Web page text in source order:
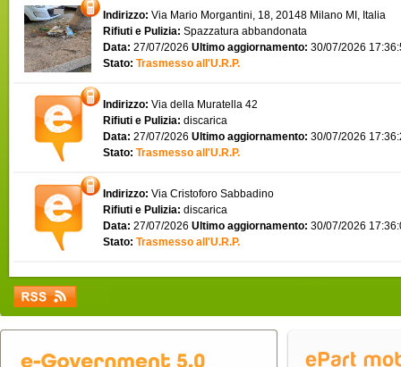
Indirizzo: Via Mario Morgantini, 18, 20148 Milano MI, Italia
Rifiuti e Pulizia: Spazzatura abbandonata
Data: 27/07/2026 Ultimo aggiornamento: 30/07/2026
Stato: Trasmesso all'U.R.P.
Indirizzo: Via della Muratella 42
Rifiuti e Pulizia: discarica
Data: 27/07/2026 Ultimo aggiornamento: 30/07/2026
Stato: Trasmesso all'U.R.P.
Indirizzo: Via Cristoforo Sabbadino
Rifiuti e Pulizia: discarica
Data: 27/07/2026 Ultimo aggiornamento: 30/07/2026
Stato: Trasmesso all'U.R.P.